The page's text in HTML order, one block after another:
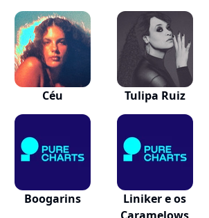
Céu Tulipa Ruiz
Boogarins
Liniker e os